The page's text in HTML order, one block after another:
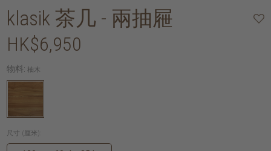
klasik 茶几 - 兩抽屜
HK$6,950
物料: 柚木
尺寸 (厘米):